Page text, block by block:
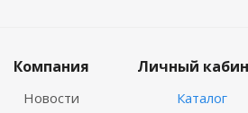
Компания
Новости
Личный
Каталог